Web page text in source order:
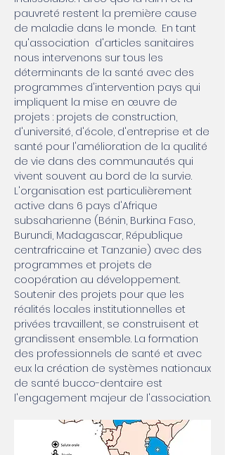
pauvreté restent la première cause
de maladie dans le monde. En tant
qu'association d'articles sanitaires
nous intervenons sur tous les
déterminants de la santé avec des
programmes d'intervention pays qui
impliquent la mise en œuvre de
projets : projets de construction,
d'université, d'école, d'entreprise et de
santé pour l'amélioration de la qualité
de vie dans des communautés qui
vivent souvent au bord de la survie.
L'organisation est particulièrement
active dans 6 pays d'Afrique
subsaharienne (Bénin, Burkina Faso,
Burundi, Madagascar, République
centrafricaine et Tanzanie) avec des
programmes et projets de
coopération au développement.
Soutenir des projets pour que les
réalités locales institutionnelles et
privées travaillent, se construisent et
grandissent ensemble. La formation
des professionnels de santé et avec
eux la création de systèmes nationaux
de santé bucco-dentaire est
l'engagement majeur de l'association.